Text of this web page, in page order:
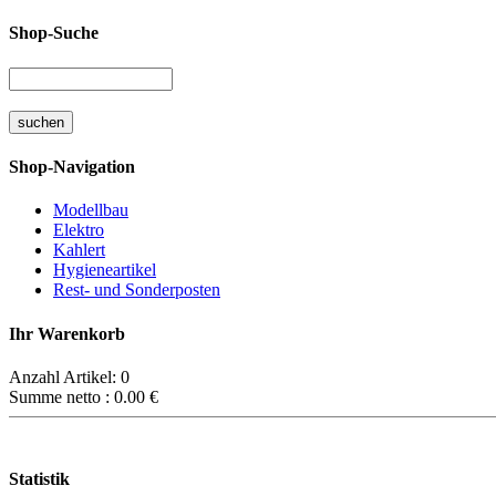
Shop-Suche
Shop-Navigation
Modellbau
Elektro
Kahlert
Hygieneartikel
Rest- und Sonderposten
Ihr Warenkorb
Anzahl Artikel: 0
Summe netto : 0.00 €
Statistik